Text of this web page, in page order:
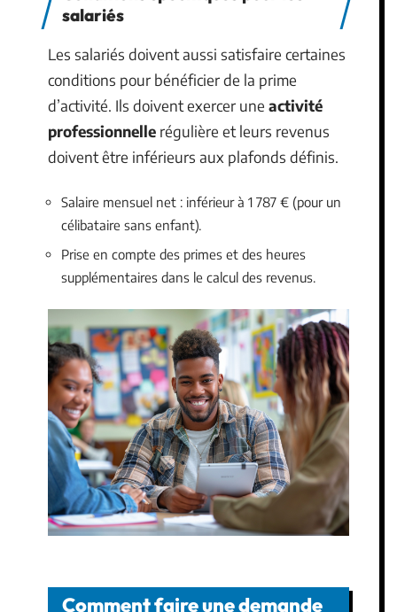
salariés
Les salariés doivent aussi satisfaire certaines
conditions pour bénéficier de la prime
d’activité. Ils doivent exercer une activité
professionnelle régulière et leurs revenus
doivent être inférieurs aux plafonds définis.
Salaire mensuel net : inférieur à 1 787 € (pour un
célibataire sans enfant).
Prise en compte des primes et des heures
supplémentaires dans le calcul des revenus.
Comment faire une demande